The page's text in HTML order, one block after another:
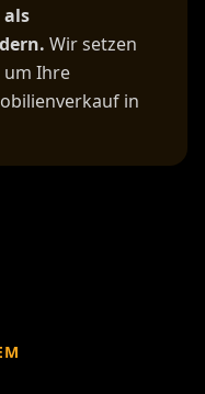
als
Wir setzen
um Ihre
in